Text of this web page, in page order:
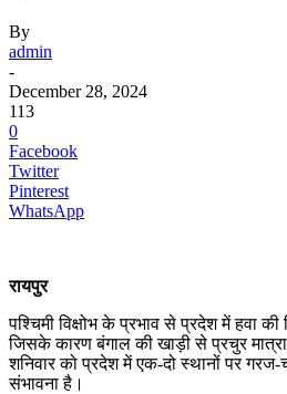
By
admin
-
December 28, 2024
113
0
Facebook
Twitter
Pinterest
WhatsApp
रायपुर
पश्चिमी विक्षोभ के प्रभाव से प्रदेश में हवा की
जिसके कारण बंगाल की खाड़ी से प्रचुर
शनिवार को प्रदेश में एक-दो स्थानों पर
संभावना है।